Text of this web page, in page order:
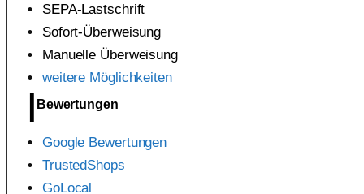
SEPA-Lastschrift
Sofort-Überweisung
Manuelle Überweisung
weitere Möglichkeiten
Bewertungen
Google Bewertungen
TrustedShops
GoLocal